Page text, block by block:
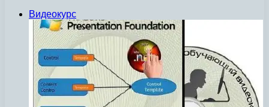
Видеокурс